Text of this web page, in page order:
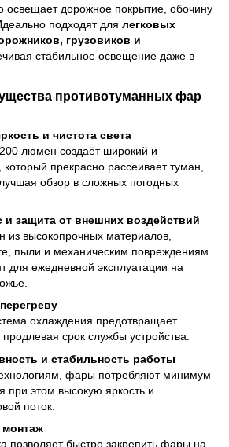
освещает дорожное покрытие, обочину
подходят для легковых
грузовиков и
стабильное освещение даже в
противотуманных фар
и чистота света
люмен создаёт широкий и
прекрасно рассеивает туман,
обзор в сложных погодных
и защита от внешних воздействий
из высокопрочных материалов,
пыли и механическим повреждениям.
для ежедневной эксплуатации на
охлаждения предотвращает
срок службы устройства.
и стабильность работы
фары потребляют минимум
при этом высокую яркость и
поток.
позволяет быстро закрепить фары на